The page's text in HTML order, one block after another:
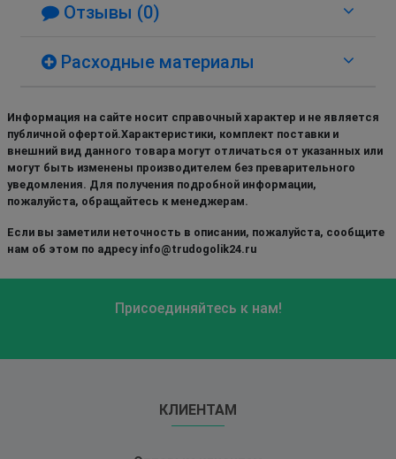
Отзывы (0)
Расходные материалы
Информация на сайте носит справочный характер и не является
публичной офертой.Характеристики, комплект поставки и
внешний вид данного товара могут отличаться от указанных или
могут быть изменены производителем без преварительного
уведомления. Для получения подробной информации,
пожалуйста, обращайтесь к менеджерам.
Если вы заметили неточность в описании, пожалуйста, сообщите
нам об этом по адресу info@trudogolik24.ru
Присоединяйтесь к нам!
КЛИЕНТАМ